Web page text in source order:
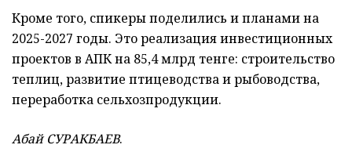
Кроме того, спикеры поделились и планами на
2025-2027 годы. Это реализация инвестиционных
проектов в АПК на 85,4 млрд тенге: строительство
теплиц, развитие птицеводства и рыбоводства,
переработка сельхозпродукции.
Абай СУРАКБАЕВ.